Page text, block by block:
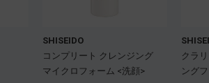
SHISEIDO
コンプリート クレンジング
マイクロフォーム <洗顔>
クラ
ング